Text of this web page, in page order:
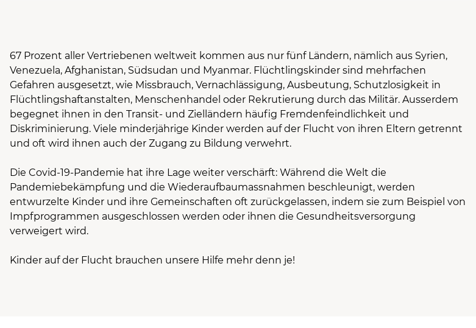
67 Prozent aller Vertriebenen weltweit kommen aus nur fünf Ländern, nämlich aus Syrien,
Venezuela, Afghanistan, Südsudan und Myanmar. Flüchtlingskinder sind mehrfachen
Gefahren ausgesetzt, wie Missbrauch, Vernachlässigung, Ausbeutung, Schutzlosigkeit in
Flüchtlingshaftanstalten, Menschenhandel oder Rekrutierung durch das Militär. Ausserdem
begegnet ihnen in den Transit- und Zielländern häufig Fremdenfeindlichkeit und
Diskriminierung. Viele minderjährige Kinder werden auf der Flucht von ihren Eltern getrennt
und oft wird ihnen auch der Zugang zu Bildung verwehrt.
Die Covid-19-Pandemie hat ihre Lage weiter verschärft: Während die Welt die
Pandemiebekämpfung und die Wiederaufbaumassnahmen beschleunigt, werden
entwurzelte Kinder und ihre Gemeinschaften oft zurückgelassen, indem sie zum Beispiel von
Impfprogrammen ausgeschlossen werden oder ihnen die Gesundheitsversorgung
verweigert wird.
Kinder auf der Flucht brauchen unsere Hilfe mehr denn je!